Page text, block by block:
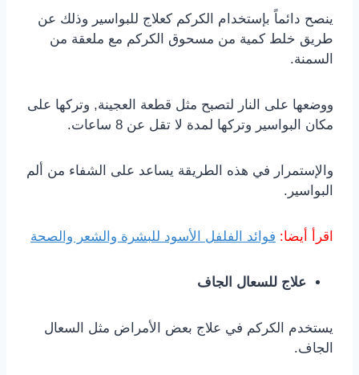
ينصح دائماً بإستخدام الكركم كعلاج للبواسير وذلك عن
طريق خلط كمية من مسحوق الكركم مع ملعقة من
السمنة.
ووضعها على النار لتصبح مثل قطعة العجينة, وتركها على
مكان البواسير وتركها لمدة لا تقل عن 8 ساعات.
والإستمرار في هذه الطريقة يساعد على الشفاء من ألم
البواسير.
اقرأ أيضا: فوائد الفلفل الأسود للبشرة والشعر والصحة
علاج للسعال الجاف
يستخدم الكركم في علاج بعض الأمراض مثل السعال
الجاف.